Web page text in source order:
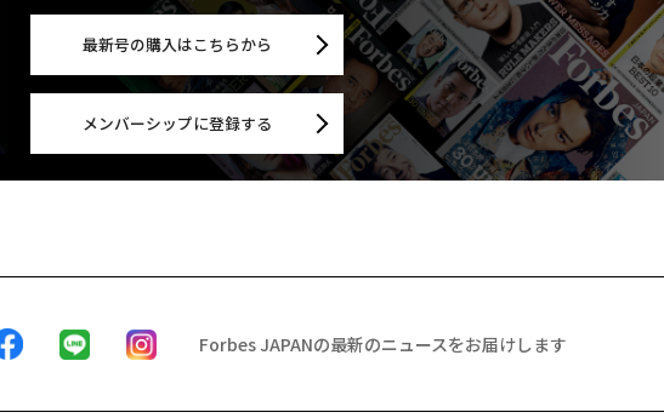
最新号の購入はこちらから
メンバーシップに登録する
Forbes JAPANの最新のニュースをお届けします